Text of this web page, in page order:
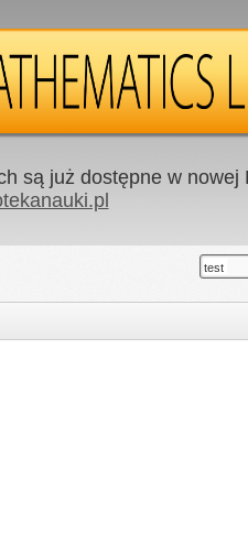
są już dostępne w nowej
test